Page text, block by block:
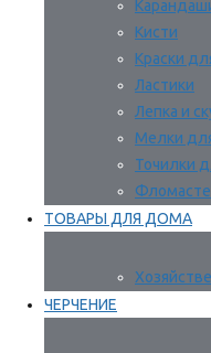
Кисти
Краски
Ластики
Лепка и
Мелки
Точилки
ТОВАРЫ ДЛЯ ДОМА
ЧЕРЧЕНИЕ